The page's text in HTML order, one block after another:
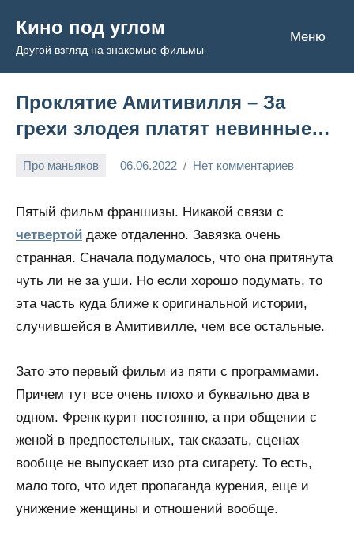
содержимому
Кино под углом
Другой взгляд на знакомые фильмы
Меню
Проклятие Амитивилля – За
грехи злодея платят невинные…
Про маньяков 06.06.2022
Admin
Нет комментариев
Пятый фильм франшизы. Никакой связи с
четвертой даже отдаленно. Завязка очень
странная. Сначала подумалось, что она притянута
чуть ли не за уши. Но если хорошо подумать, то
эта часть куда ближе к оригинальной истории,
случившейся в Амитивилле, чем все остальные.
Зато это первый фильм из пяти с программами.
Причем тут все очень плохо и буквально два в
одном. Френк курит постоянно, а при общении с
женой в предпостельных, так сказать, сценах
вообще не выпускает изо рта сигарету. То есть,
мало того, что идет пропаганда курения, еще и
унижение женщины и отношений вообще.